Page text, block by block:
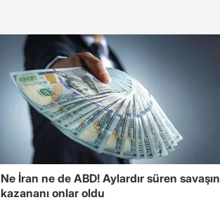
Ne İran ne de ABD! Aylardır süren savaşın
kazananı onlar oldu